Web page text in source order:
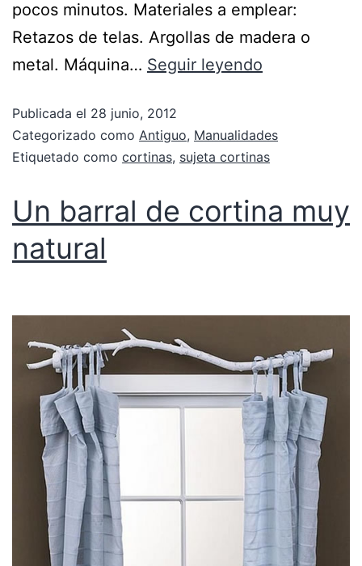
pocos minutos. Materiales a emplear:
Retazos de telas. Argollas de madera o
metal. Máquina… Seguir leyendo
Publicada el 28 junio, 2012
Categorizado como Antiguo, Manualidades
Etiquetado como cortinas, sujeta cortinas
Un barral de cortina muy
natural